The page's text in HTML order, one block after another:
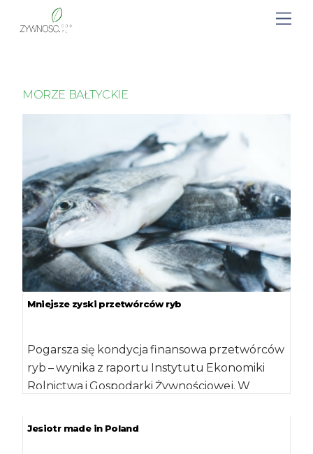
MORZE BAŁTYCKIE
Mniejsze zyski przetwórców ryb
Pogarsza się kondycja finansowa przetwórców
ryb – wynika z raportu Instytutu Ekonomiki
Rolnictwa i Gospodarki Żywnościowej. W
Jesiotr made in Poland